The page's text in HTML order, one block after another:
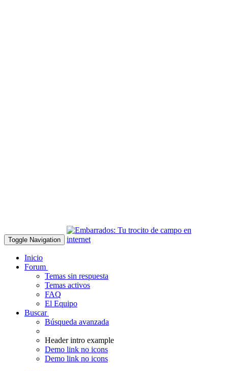
Toggle Navigation
Inicio
Forum
Temas sin respuesta
Temas activos
FAQ
El Equipo
Buscar
Búsqueda avanzada
Header intro example
Demo link no icons
Demo link no icons